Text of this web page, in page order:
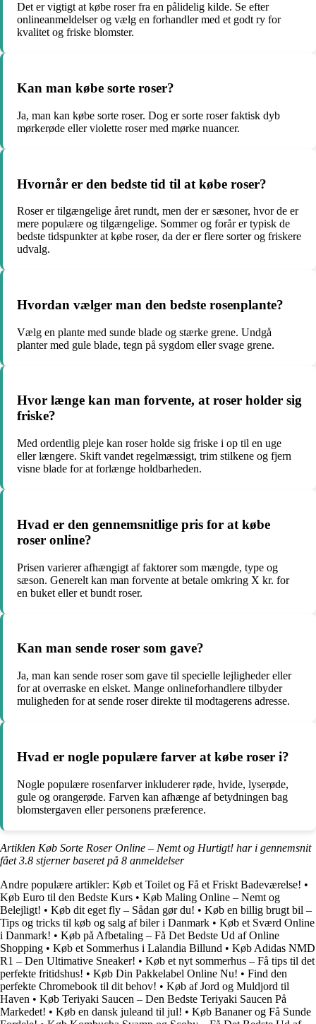
Det er vigtigt at købe roser fra en pålidelig kilde. Se efter
onlineanmeldelser og vælg en forhandler med et godt ry for
kvalitet og friske blomster.
Kan man købe sorte roser?
Ja, man kan købe sorte roser. Dog er sorte roser faktisk dyb
mørkerøde eller violette roser med mørke nuancer.
Hvornår er den bedste tid til at købe roser?
Roser er tilgængelige året rundt, men der er sæsoner, hvor de er
mere populære og tilgængelige. Sommer og forår er typisk de
bedste tidspunkter at købe roser, da der er flere sorter og friskere
udvalg.
Hvordan vælger man den bedste rosenplante?
Vælg en plante med sunde blade og stærke grene. Undgå
planter med gule blade, tegn på sygdom eller svage grene.
Hvor længe kan man forvente, at roser holder sig
friske?
Med ordentlig pleje kan roser holde sig friske i op til en uge
eller længere. Skift vandet regelmæssigt, trim stilkene og fjern
visne blade for at forlænge holdbarheden.
Hvad er den gennemsnitlige pris for at købe
roser online?
Prisen varierer afhængigt af faktorer som mængde, type og
sæson. Generelt kan man forvente at betale omkring X kr. for
en buket eller et bundt roser.
Kan man sende roser som gave?
Ja, man kan sende roser som gave til specielle lejligheder eller
for at overraske en elsket. Mange onlineforhandlere tilbyder
muligheden for at sende roser direkte til modtagerens adresse.
Hvad er nogle populære farver at købe roser i?
Nogle populære rosenfarver inkluderer røde, hvide, lyserøde,
gule og orangerøde. Farven kan afhænge af betydningen bag
blomstergaven eller personens præference.
Artiklen Køb Sorte Roser Online – Nemt og Hurtigt! har i gennemsnit
fået3.8 stjerner baseret på 8 anmeldelser
Andre populære artikler: Køb et Toilet og Få et Friskt Badeværelse! •
Køb Euro til den Bedste Kurs • Køb Maling Online – Nemt og
Belejligt! • Køb dit eget fly – Sådan gør du! • Køb en billig brugt bil –
Tips og tricks til køb og salg af biler i Danmark • Køb et Sværd Online
i Danmark! • Køb på Afbetaling – Få Det Bedste Ud af Online
Shopping • Køb et Sommerhus i Lalandia Billund • Køb Adidas NMD
R1 – Den Ultimative Sneaker! • Køb et nyt sommerhus – Få tips til det
perfekte fritidshus! • Køb Din Pakkelabel Online Nu! • Find den
perfekte Chromebook til dit behov! • Køb af Jord og Muldjord til
Haven • Køb Teriyaki Saucen – Den Bedste Teriyaki Saucen På
Markedet! • Køb en dansk juleand til jul! • Køb Bananer og Få Sunde